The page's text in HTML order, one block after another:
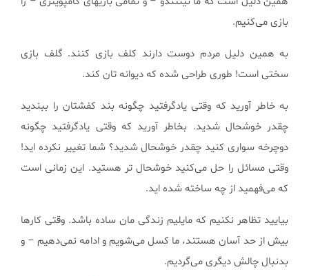
بازی می‌كنیم.
به همین دلیل مردم دوست دارند كلف بازی كنند. گلف بازی
سختی است! طوری طراحی شده كه دیوانه تان كند.
به خاطر آورید كه وقتی یادگرفتید چگونه بند كفشتان را ببندید
چقدر خوشحال شدید. بخاطر آورید كه وقتی یادگرفتید چگونه
دوچرخه سواری كنید چقدر خوشحال شدید؟ شما تغییر نكرده اید!
وقتی مسائل را حل می‌كنید خوشحال تر هستید. این زمانی است
كه می‌فهمید از چه ساخته شده اید.
بیایید تظاهر نكنیم كه مایلیم زندگی مان ساده باشد. وقتی كارها
بیش از حد آسان هستند، ما كسل می‌شویم و ادامه نمی‌دهیم – و
بدنبال چالش دیگری می‌گردیم.